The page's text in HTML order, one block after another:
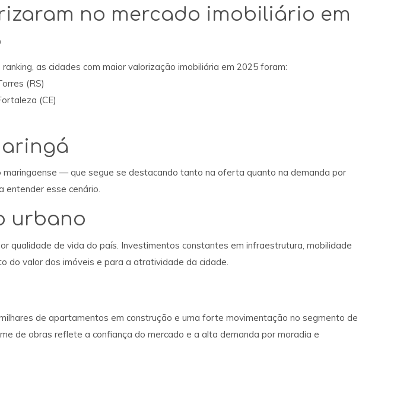
no mercado imobiliário em
ranking, as cidades com maior valorização imobiliária em 2025 foram:
(RS)
(CE)
— que segue se destacando tanto na oferta quanto na demanda por
entender esse cenário.
urbano
qualidade de vida do país. Investimentos constantes em infraestrutura, mobilidade
do valor dos imóveis e para a atratividade da cidade.
de apartamentos em construção e uma forte movimentação no segmento de
de obras reflete a confiança do mercado e a alta demanda por moradia e